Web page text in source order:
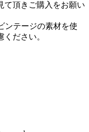
て頂きご購入をお願い
ンテージの素材を使
ださい。